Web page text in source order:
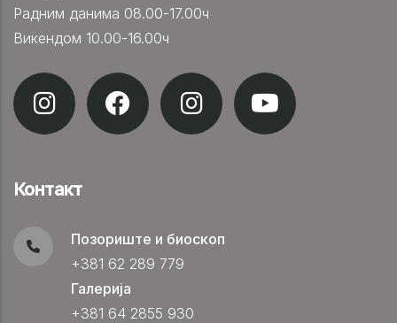
Радним данима 08.00-17.00ч
Викендом 10.00-16.00ч
Контакт
Позориште и биоскоп
+381 62 289 779
Галерија
+381 64 2855 930